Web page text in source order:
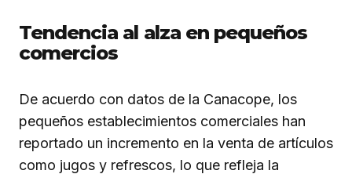
Tendencia al alza en pequeños
comercios
De acuerdo con datos de la Canacope, los
pequeños establecimientos comerciales han
reportado un incremento en la venta de artículos
como jugos y refrescos, lo que refleja la